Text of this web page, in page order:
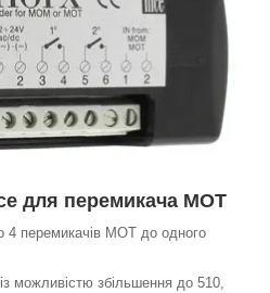
для перемикача MOT
4 перемикачів MOT до одного
можливістю збільшення до 510,